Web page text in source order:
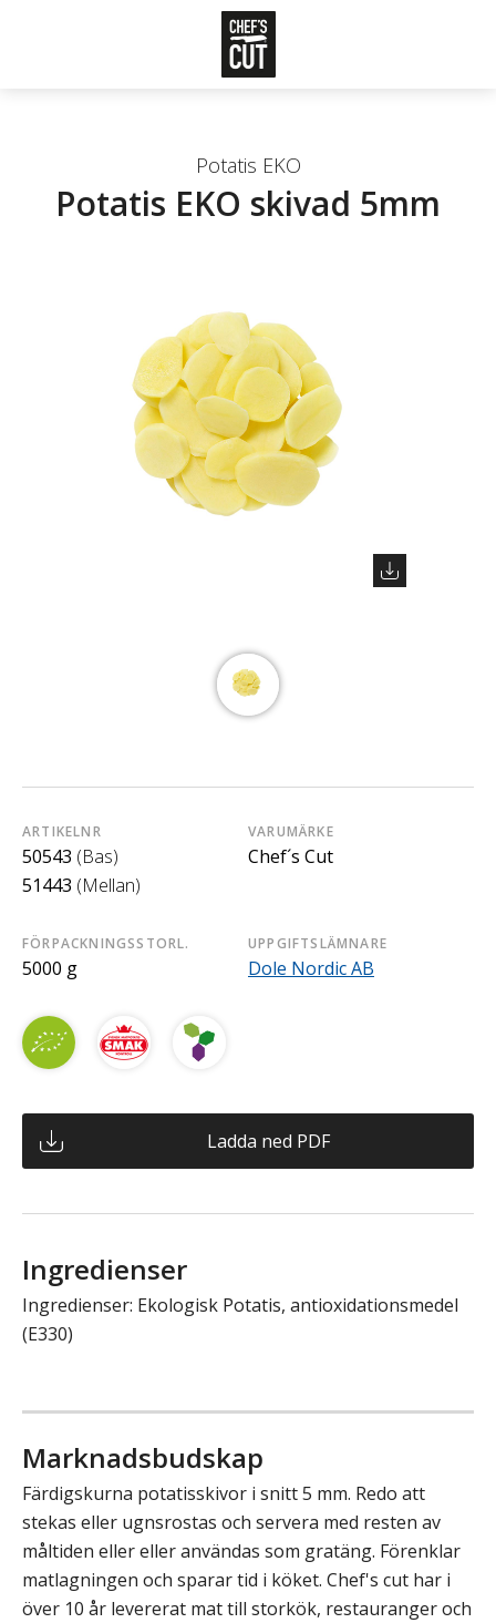
Potatis EKO
Potatis EKO skivad 5mm
ARTIKELNR
50543 (Bas)
51443 (Mellan)
VARUMÄRKE
Chef´s Cut
FÖRPACKNINGSSTORL.
5000 g
UPPGIFTSLÄMNARE
Dole Nordic AB
Ladda ned PDF
Ingredienser
Ingredienser: Ekologisk Potatis, antioxidationsmedel
(E330)
Marknadsbudskap
Färdigskurna potatisskivor i snitt 5 mm. Redo att
stekas eller ugnsrostas och servera med resten av
måltiden eller eller användas som gratäng. Förenklar
matlagningen och sparar tid i köket. Chef's cut har i
över 10 år levererat mat till storkök, restauranger och